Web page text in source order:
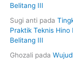
Belitang III
Sugi anti pada
Praktik Teknis Hino
Belitang III
Ghozali pada